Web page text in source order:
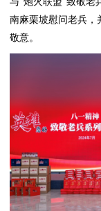
南麻栗坡慰问老兵，
敬意。